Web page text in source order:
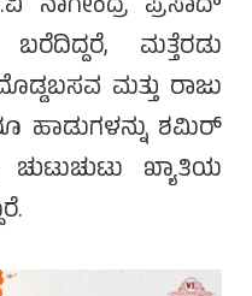
ಮತ್ತೆರಡು
ಮತ್ತು ರಾಜು
ಹಾಡುಗಳನ್ನು ಶಮಿರ್
ಖ್ಯಾತಿಯ